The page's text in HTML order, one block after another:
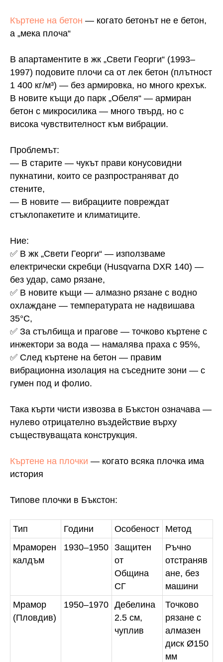
Къртене на бетон — когато бетонът не е бетон,
а „мека плоча“
В апартаментите в жк „Свети Георги“ (1993–
1997) подовите плочи са от лек бетон (плътност
1 400 кг/м³) — без армировка, но много крехък.
В новите къщи до парк „Обеля“ — армиран
бетон с микросилика — много твърд, но с
висока чувствителност към вибрации.
Проблемът:
— В старите — чукът прави конусовидни
пукнатини, които се разпространяват до
стените,
— В новите — вибрациите повреждат
стъклопакетите и климатиците.
Ние:
✅ В жк „Свети Георги“ — използваме
електрически скребци (Husqvarna DXR 140) —
без удар, само рязане,
✅ В новите къщи — алмазно рязане с водно
охлаждане — температурата не надвишава
35°C,
✅ За стълбища и прагове — точково къртене с
инжектори за вода — намалява праха с 95%,
✅ След къртене на бетон — правим
вибрационна изолация на съседните зони — с
гумен под и фолио.
Така кърти чисти извозва в Бъкстон означава —
нулево отрицателно въздействие върху
съществуващата конструкция.
Къртене на плочки — когато всяка плочка има
история
Типове плочки в Бъкстон:
Тип Години Особеност
Метод
Мраморен
калдъм
1930–1950 Защитен
от
Община
СГ
Ръчно
отстраняв
ане, без
машини
Мрамор
(Пловдив)
1950–1970 Дебелина
2.5 см,
чуплив
Точково
рязане с
алмазен
диск Ø150
мм